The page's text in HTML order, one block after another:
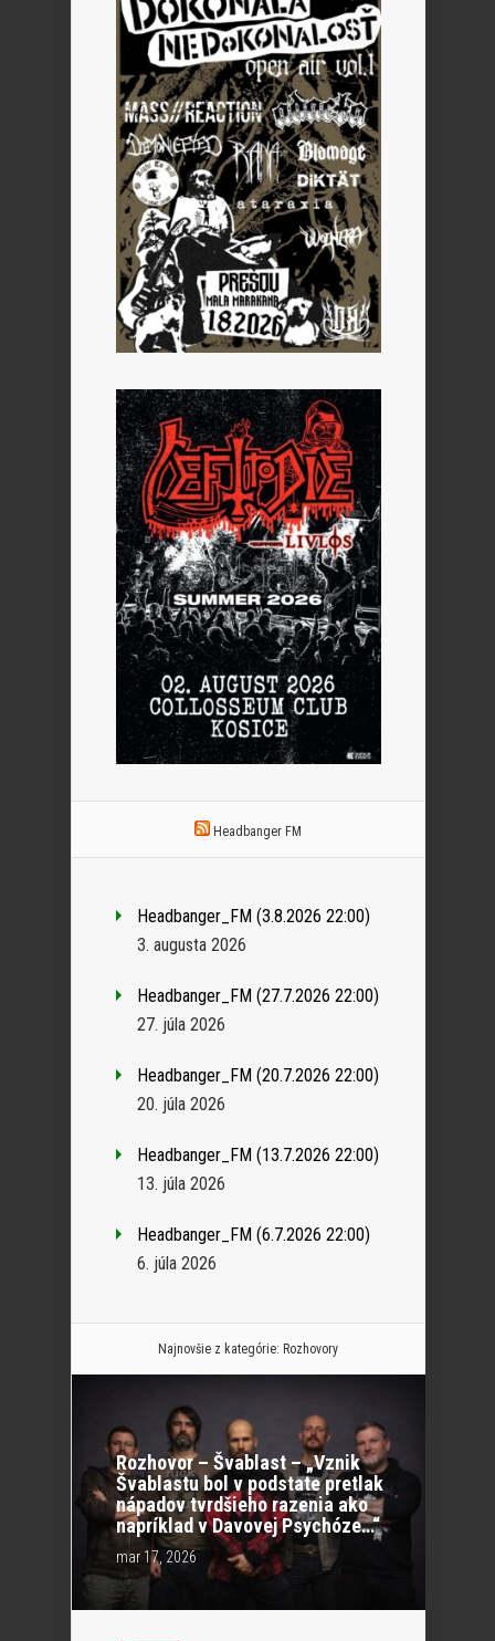
Headbanger FM
Headbanger_FM (3.8.2026 22:00)
3. augusta 2026
Headbanger_FM (27.7.2026 22:00)
27. júla 2026
Headbanger_FM (20.7.2026 22:00)
20. júla 2026
Headbanger_FM (13.7.2026 22:00)
13. júla 2026
Headbanger_FM (6.7.2026 22:00)
6. júla 2026
Najnovšie z kategórie: Rozhovory
Rozhovor – Švablast – „Vznik
Švablastu bol v podstate pretlak
nápadov tvrdšieho razenia ako
napríklad v Davovej Psychóze…“
mar 17, 2026